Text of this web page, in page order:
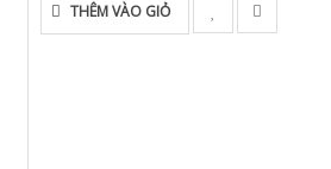
THÊM VÀO GIỎ